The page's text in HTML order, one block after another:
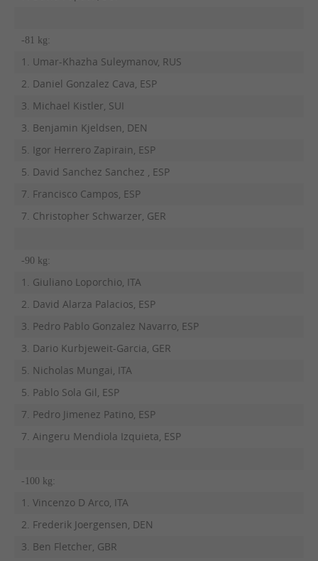
-81 kg:
1. Umar-Khazha Suleymanov, RUS
2. Daniel Gonzalez Cava, ESP
3. Michael Kistler, SUI
3. Benjamin Kjeldsen, DEN
5. Igor Herrero Zapirain, ESP
5. David Sanchez Sanchez , ESP
7. Francisco Campos, ESP
7. Christopher Schwarzer, GER
-90 kg:
1. Giuliano Loporchio, ITA
2. David Alarza Palacios, ESP
3. Pedro Pablo Gonzalez Navarro, ESP
3. Dario Kurbjeweit-Garcia, GER
5. Nicholas Mungai, ITA
5. Pablo Sola Gil, ESP
7. Pedro Jimenez Patino, ESP
7. Aingeru Mendiola Izquieta, ESP
-100 kg:
1. Vincenzo D Arco, ITA
2. Frederik Joergensen, DEN
3. Ben Fletcher, GBR